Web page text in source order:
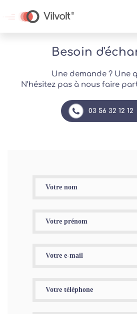
Besoin
Une demande ? Une
N’hésitez pas à nous faire
03 56 32 12 12